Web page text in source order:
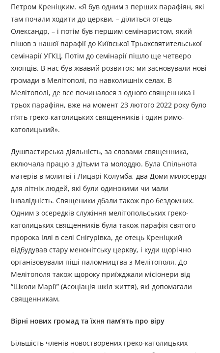
Петром Креніцким. «Я був одним з перших парафіян, які
там почали ходити до церкви, – ділиться отець
Олександр, – і потім був першим семінаристом, який
пішов з нашої парафії до Київської Трьохсвятительської
семінарії УГКЦ. Потім до семінарії пішло ще четверо
хлопців. В нас був жвавий розвиток: ми засновували нові
громади в Мелітополі, по навколишніх селах. В
Мелітополі, де все починалося з одного священника і
трьох парафіян, вже на момент 23 лютого 2022 року було
п’ять греко-католицьких священників і один римо-
католицький».
Душпастирська діяльність, за словами священника,
включала працю з дітьми та молоддю. Була Спільнота
матерів в молитві і Лицарі Колумба, два Доми милосердя
для літніх людей, які були одинокими чи мали
інвалідність. Священики дбали також про бездомних.
Одним з осередків служіння мелітопольських греко-
католицьких священників була також парафія святого
пророка Іллі в селі Снігурівка, де отець Креніцкий
відбудував стару менонітську церкву, і куди щорічно
організовували піші паломництва з Мелітополя. До
Мелітополя також щороку приїжджали місіонери від
“Школи Марії” (Асоціація шкіл життя), які допомагали
священникам.
Вірні нових громад та їхня пам’ять про віру
Більшість членів новостворених греко-католицьких